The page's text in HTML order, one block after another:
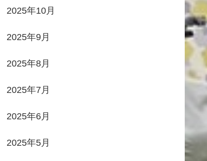
2025年10月
2025年9月
2025年8月
2025年7月
2025年6月
2025年5月